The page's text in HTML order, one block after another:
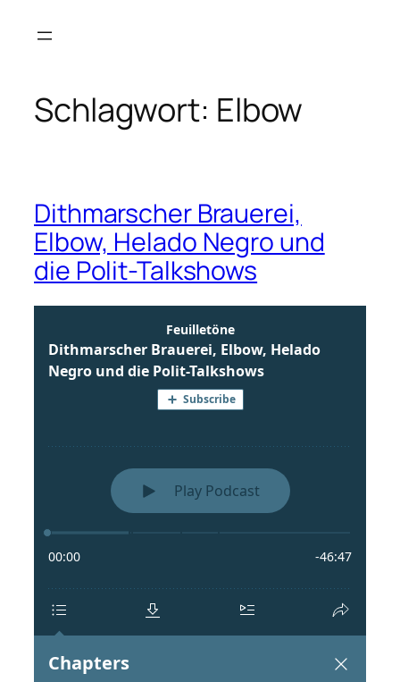
Inhalt
Schlagwort: Elbow
Dithmarscher Brauerei,
Elbow, Helado Negro und
die Polit-Talkshows